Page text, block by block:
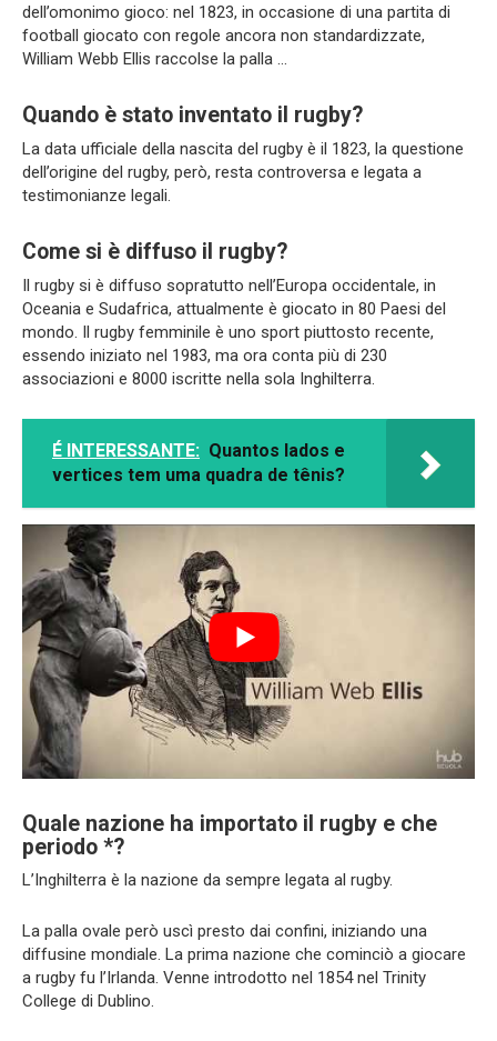
dell’omonimo gioco: nel 1823, in occasione di una partita di
football giocato con regole ancora non standardizzate,
William Webb Ellis raccolse la palla …
Quando è stato inventato il rugby?
La data ufficiale della nascita del rugby è il 1823, la questione
dell’origine del rugby, però, resta controversa e legata a
testimonianze legali.
Come si è diffuso il rugby?
Il rugby si è diffuso sopratutto nell’Europa occidentale, in
Oceania e Sudafrica, attualmente è giocato in 80 Paesi del
mondo. Il rugby femminile è uno sport piuttosto recente,
essendo iniziato nel 1983, ma ora conta più di 230
associazioni e 8000 iscritte nella sola Inghilterra.
É INTERESSANTE: Quantos lados e
vertices tem uma quadra de tênis?
Quale nazione ha importato il rugby e che
periodo *?
L’Inghilterra è la nazione da sempre legata al rugby.
La palla ovale però uscì presto dai confini, iniziando una
diffusine mondiale. La prima nazione che cominciò a giocare
a rugby fu l’Irlanda. Venne introdotto nel 1854 nel Trinity
College di Dublino.